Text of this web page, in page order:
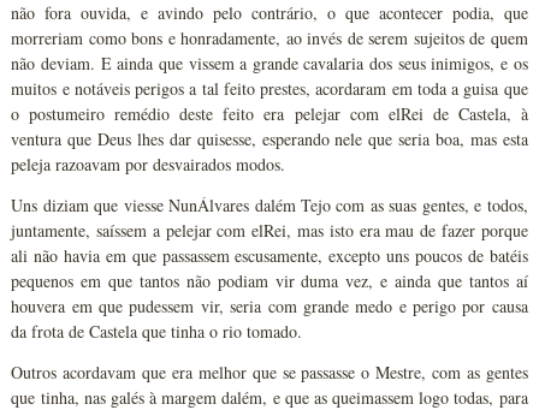
não fora ouvida, e avindo pelo contrário, o que acontecer podia, que
morreriam como bons e honradamente, ao invés de serem sujeitos de quem
não deviam. E ainda que vissem a grande cavalaria dos seus inimigos, e os
muitos e notáveis perigos a tal feito prestes, acordaram em toda a guisa que
o postumeiro remédio deste feito era pelejar com elRei de Castela, à
ventura que Deus lhes dar quisesse, esperando nele que seria boa, mas esta
peleja razoavam por desvairados modos.
Uns diziam que viesse NunÁlvares dalém Tejo com as suas gentes, e todos,
juntamente, saíssem a pelejar com elRei, mas isto era mau de fazer porque
ali não havia em que passassem escusamente, excepto uns poucos de batéis
pequenos em que tantos não podiam vir duma vez, e ainda que tantos aí
houvera em que pudessem vir, seria com grande medo e perigo por causa
da frota de Castela que tinha o rio tomado.
Outros acordavam que era melhor que se passasse o Mestre, com as gentes
que tinha, nas galés à margem dalém, e que as queimassem logo todas, para